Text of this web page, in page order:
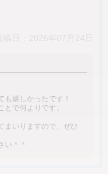
も嬉しかったです！
で何よりです。
まいりますので、ぜひ
い＾＾